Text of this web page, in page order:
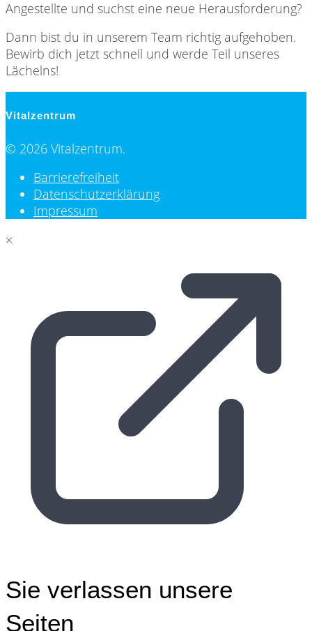
Angestellte und suchst eine neue Herausforderung?
Dann bist du in unserem Team richtig aufgehoben.
Bewirb dich jetzt schnell und werde Teil unseres
Lächelns!
Vitalzentrum
© 2026 Vitalzentrum.
Barrierefreiheit
Datenschutzerklärung
Impressum
×
Sie verlassen unsere
Seiten